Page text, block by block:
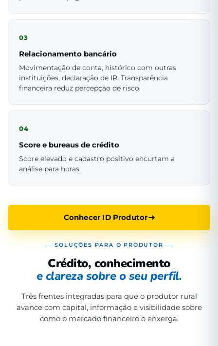
03
Relacionamento bancário
Movimentação de conta, histórico com outras
instituições, declaração de IR. Transparência
financeira reduz percepção de risco.
04
Score e bureaus de crédito
Score elevado e cadastro positivo encurtam a
análise para horas.
Conhecer ID Produtor
SOLUÇÕES PARA O PRODUTOR
Crédito, conhecimento
e clareza sobre o seu perfil.
Três frentes integradas para que o produtor rural
avance com capital, informação e visibilidade sobre
como o mercado financeiro o enxerga.